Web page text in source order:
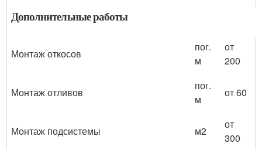
Дополнительные работы
Монтаж откосов
пог.
м
от
200
Монтаж отливов
пог.
м
от 60
Монтаж подсистемы м2
от
300